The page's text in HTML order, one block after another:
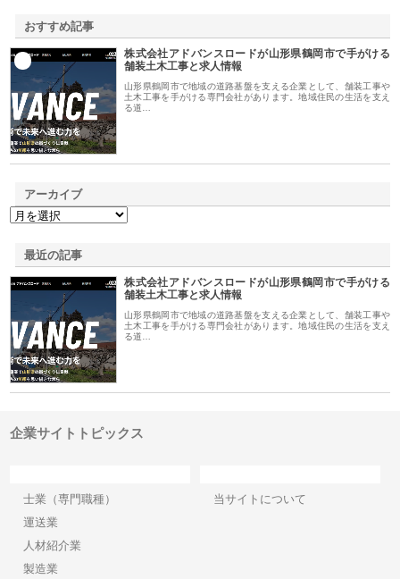
おすすめ記事
株式会社アドバンスロードが山形県鶴岡市で手がける
舗装土木工事と求人情報
山形県鶴岡市で地域の道路基盤を支える企業として、舗装工事や
土木工事を手がける専門会社があります。地域住民の生活を支え
る道…
アーカイブ
最近の記事
株式会社アドバンスロードが山形県鶴岡市で手がける
舗装土木工事と求人情報
山形県鶴岡市で地域の道路基盤を支える企業として、舗装工事や
土木工事を手がける専門会社があります。地域住民の生活を支え
る道…
企業サイトトピックス
士業（専門職種）
運送業
人材紹介業
製造業
当サイトについて